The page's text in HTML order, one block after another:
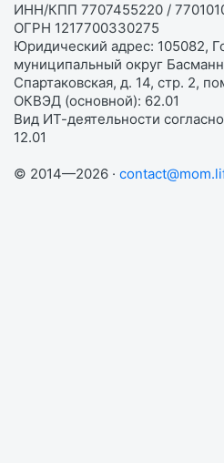
ИНН/КПП 7707455220 /
ОГРН 1217700330275
Юридический адрес: 105082,
муниципальный округ
Спартаковская, д. 14, стр. 2,
ОКВЭД (основной): 62.01
Вид ИТ-деятельности
12.01
© 2014—2026 ·